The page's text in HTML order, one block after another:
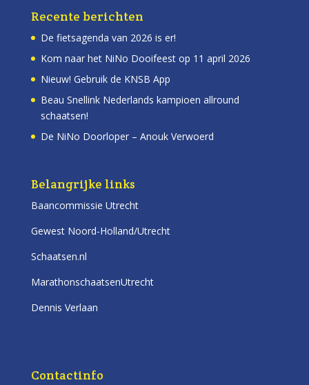
Recente berichten
De fietsagenda van 2026 is er!
Kom naar het NiNo Dooifeest op 11 april 2026
Nieuw! Gebruik de KNSB App
Beau Snellink Nederlands kampioen allround
schaatsen!
De NiNo Doorloper – Anouk Verwoerd
Belangrijke links
Baancommissie Utrecht
Gewest Noord-Holland/Utrecht
Schaatsen.nl
MarathonschaatsenUtrecht
Dennis Verlaan
Contactinfo